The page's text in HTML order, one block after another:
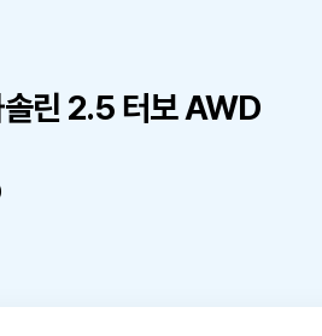
린 2.5 터보 AWD